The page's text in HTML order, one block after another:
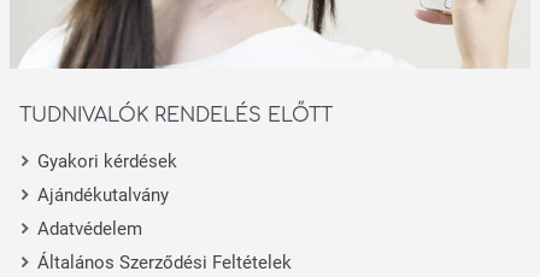
TUDNIVALÓK RENDELÉS ELŐTT
Gyakori kérdések
Ajándékutalvány
Adatvédelem
Általános Szerződési Feltételek